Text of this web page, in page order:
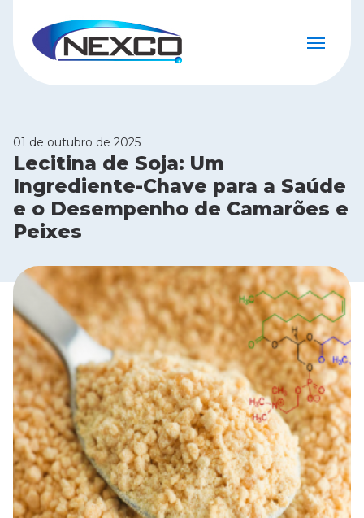
01 de outubro de 2025
Lecitina de Soja: Um
Ingrediente-Chave para a Saúde
e o Desempenho de Camarões e
Peixes